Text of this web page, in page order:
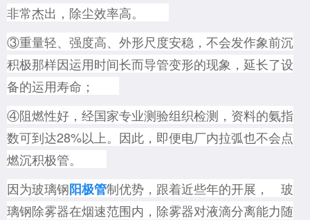
非常杰出，除尘效率高。
③重量轻、强度高、外形尺度安稳，不会发作象前沉
积极那样因运用时间长而导管变形的现象，延长了设
备的运用寿命；
④阻燃性好，经国家专业测验组织检测，资料的氨指
数可到达28%以上。因此，即便电厂内拉弧也不会点
燃沉积极管。
因为玻璃钢阳极管制优势，跟着近些年的开展，
玻
璃钢除雾器在烟速范围内，除雾器对液滴分离能力随